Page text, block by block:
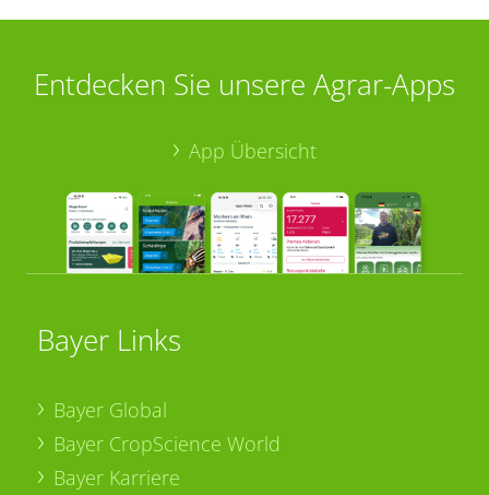
Entdecken Sie unsere Agrar-Apps
App Übersicht
Bayer Links
Bayer Global
Bayer CropScience World
Bayer Karriere